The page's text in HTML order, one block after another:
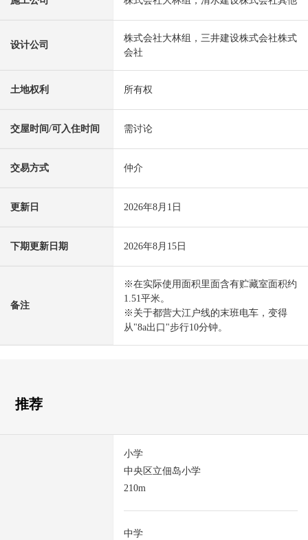
设计公司
株式会社大林组，三井建设株式会社株式
会社
土地权利 所有权
交屋时间/可入住时间 需讨论
交易方式 仲介
更新日 2026年8月1日
下期更新日期 2026年8月15日
备注
※在实际使用面积里面含有贮藏室面积约
1.51平米。
※关于都营大江户线的末班电车，变得
从"8a出口"步行10分钟。
推荐
小学
中央区立佃岛小学
210m
中学